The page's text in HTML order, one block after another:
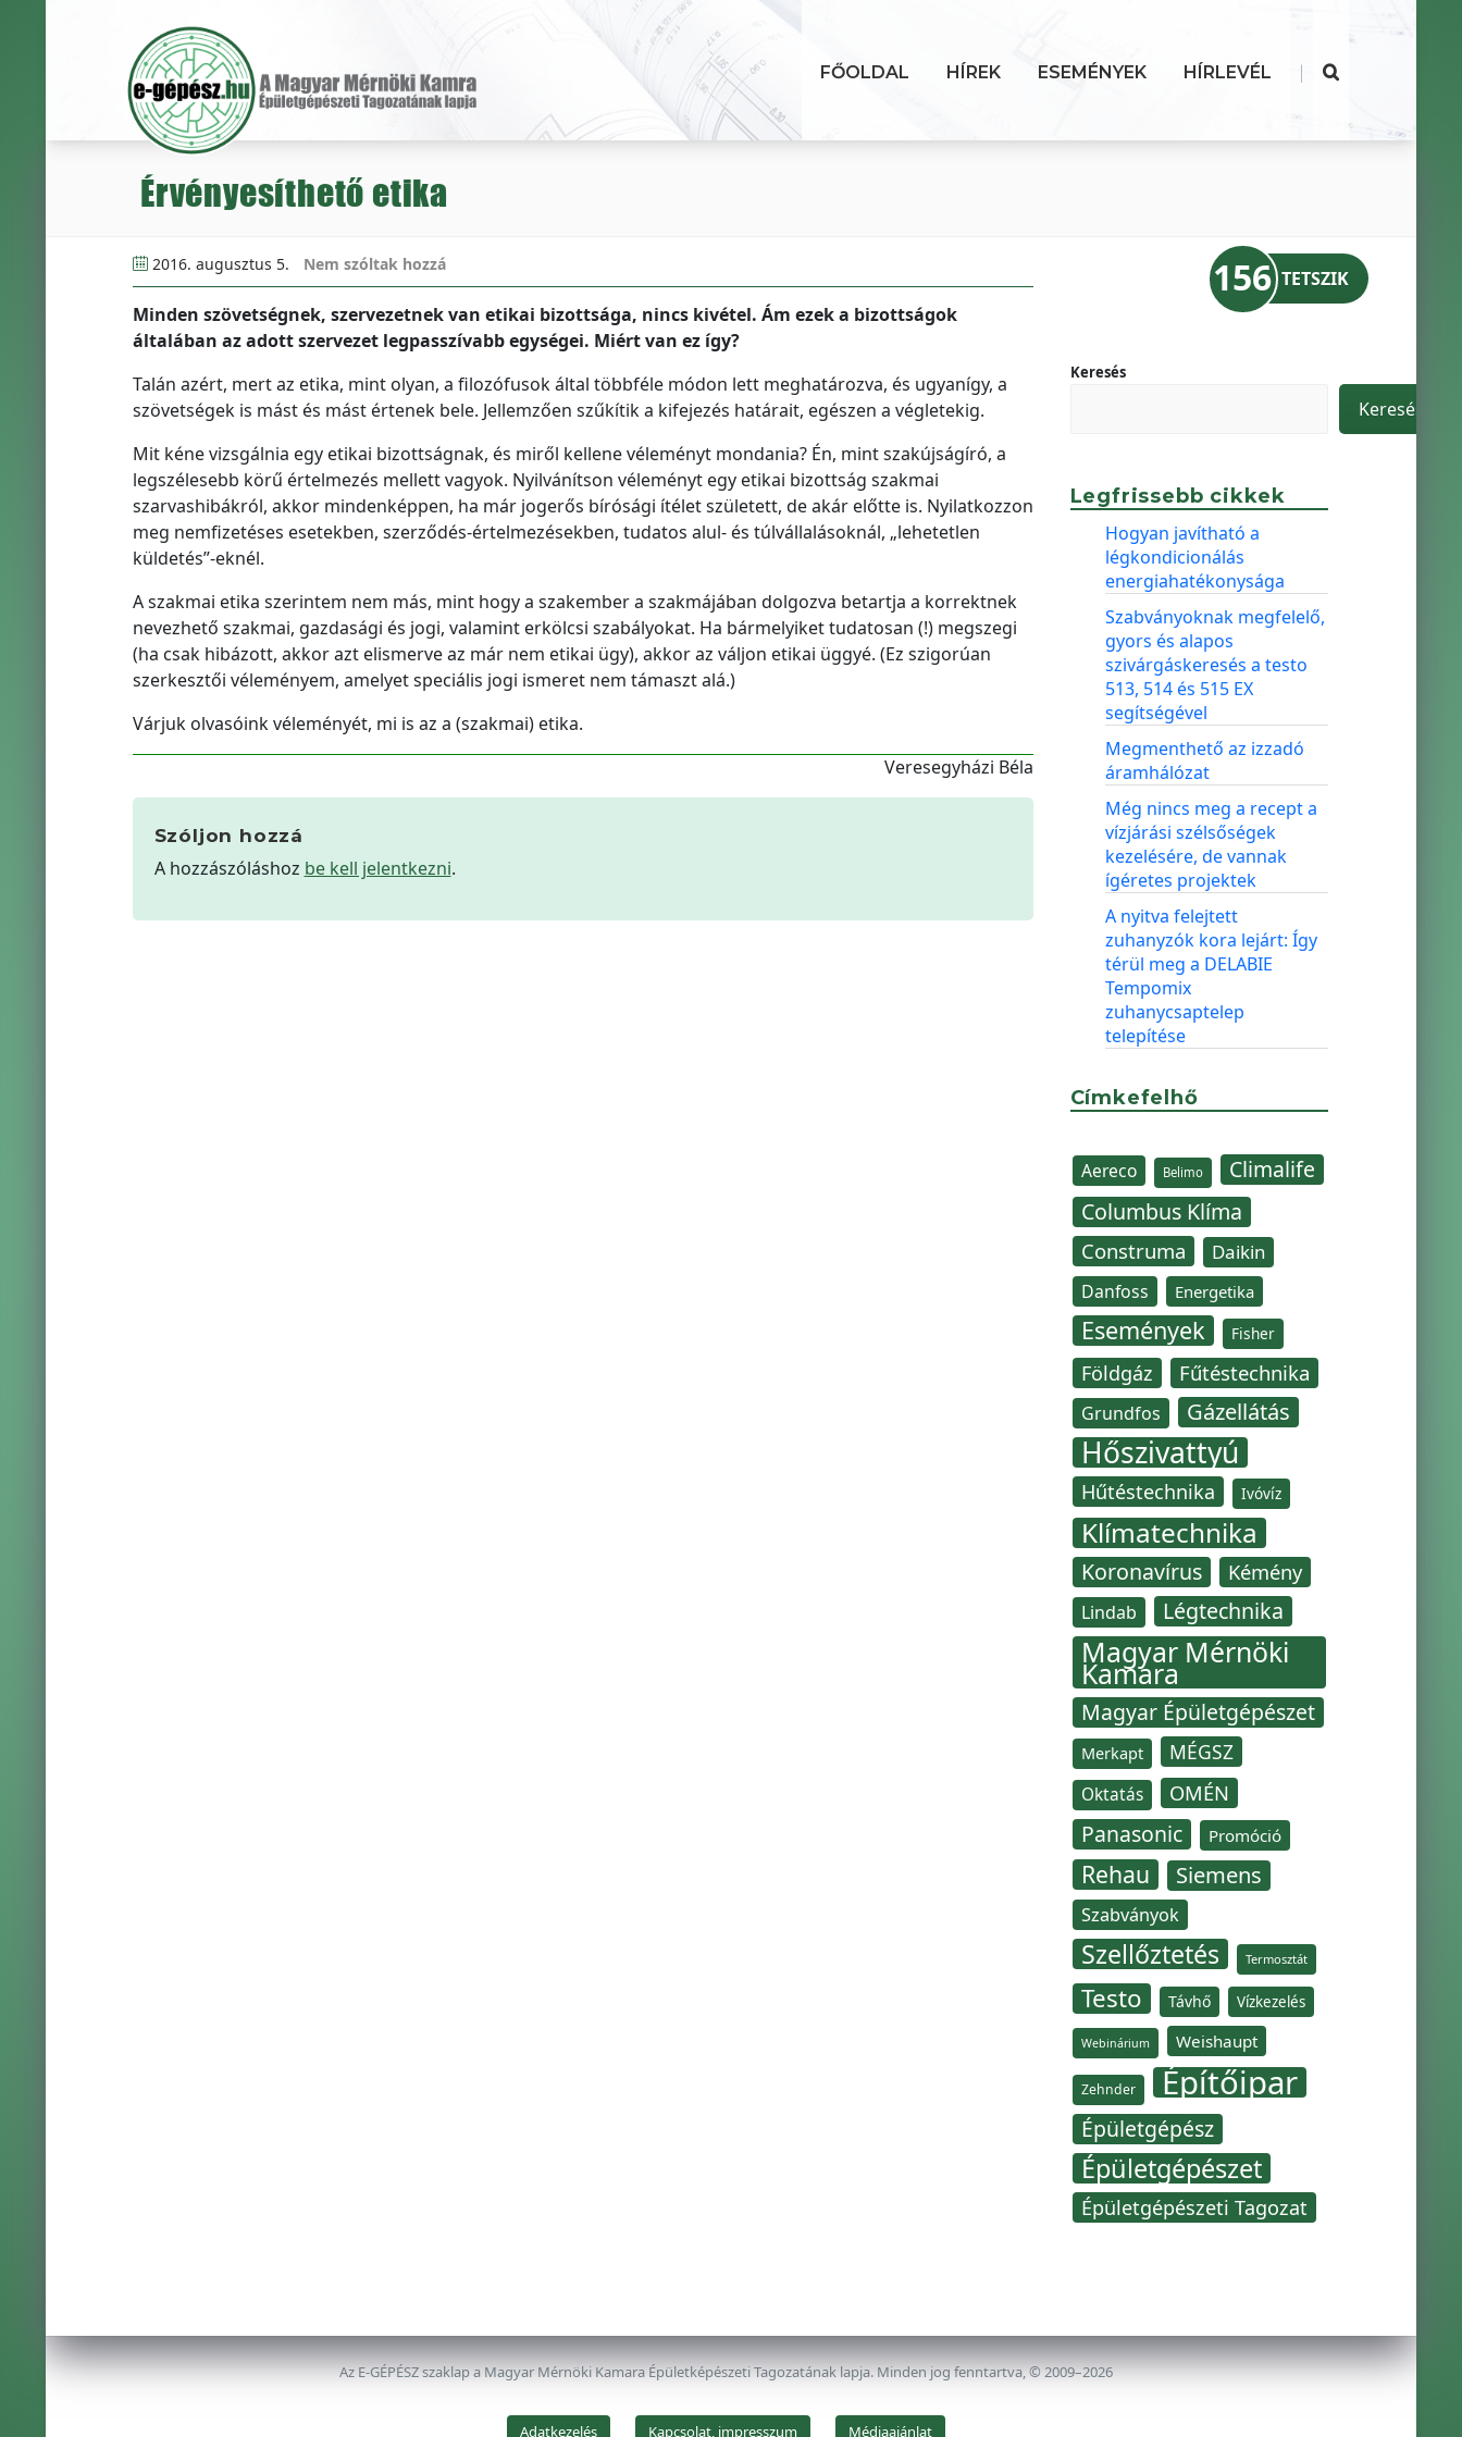
FŐOLDAL HÍREK ESEMÉNYEK HÍRLEVÉL |
Érvényesíthető etika
2016. augusztus 5. Nem szóltak hozzá
Minden szövetségnek, szervezetnek van etikai bizottsága, nincs kivétel. Ám ezek a bizottságok
általában az adott szervezet legpasszívabb egységei. Miért van ez így?
Talán azért, mert az etika, mint olyan, a filozófusok által többféle módon lett meghatározva, és ugyanígy, a
szövetségek is mást és mást értenek bele. Jellemzően szűkítik a kifejezés határait, egészen a végletekig.
Mit kéne vizsgálnia egy etikai bizottságnak, és miről kellene véleményt mondania? Én, mint szakújságíró, a
legszélesebb körű értelmezés mellett vagyok. Nyilvánítson véleményt egy etikai bizottság szakmai
szarvashibákról, akkor mindenképpen, ha már jogerős bírósági ítélet született, de akár előtte is. Nyilatkozzon
meg nemfizetéses esetekben, szerződés-értelmezésekben, tudatos alul- és túlvállalásoknál, „lehetetlen
küldetés”-eknél.
A szakmai etika szerintem nem más, mint hogy a szakember a szakmájában dolgozva betartja a korrektnek
nevezhető szakmai, gazdasági és jogi, valamint erkölcsi szabályokat. Ha bármelyiket tudatosan (!) megszegi
(ha csak hibázott, akkor azt elismerve az már nem etikai ügy), akkor az váljon etikai üggyé. (Ez szigorúan
szerkesztői véleményem, amelyet speciális jogi ismeret nem támaszt alá.)
Várjuk olvasóink véleményét, mi is az a (szakmai) etika.
Veresegyházi Béla
Szóljon hozzá
A hozzászóláshoz be kell jelentkezni.
156 TETSZIK
Keresés
Keresés
Legfrissebb cikkek
Hogyan javítható a
légkondicionálás
energiahatékonysága
Szabványoknak megfelelő,
gyors és alapos
szivárgáskeresés a testo
513, 514 és 515 EX
segítségével
Megmenthető az izzadó
áramhálózat
Még nincs meg a recept a
vízjárási szélsőségek
kezelésére, de vannak
ígéretes projektek
A nyitva felejtett
zuhanyzók kora lejárt: Így
térül meg a DELABIE
Tempomix
zuhanycsaptelep
telepítése
Címkefelhő
Aereco Belimo
Climalife
Columbus Klíma
Construma Daikin
Danfoss Energetika
Események Fisher
Földgáz Fűtéstechnika
Grundfos Gázellátás
Hőszivattyú
Hűtéstechnika Ivóvíz
Klímatechnika
Koronavírus Kémény
Lindab Légtechnika
Magyar Mérnöki
Kamara
Magyar Épületgépészet
Merkapt MÉGSZ
Oktatás OMÉN
Panasonic Promóció
Rehau Siemens
Szabványok
Szellőztetés Termosztát
Testo Távhő Vízkezelés
Webinárium Weishaupt
Zehnder Építőipar
Épületgépész
Épületgépészet
Épületgépészeti Tagozat
Az E-GÉPÉSZ szaklap a Magyar Mérnöki Kamara Épületképészeti Tagozatának lapja. Minden jog fenntartva, © 2009–2026
Adatkezelés Kapcsolat, impresszum Médiaajánlat